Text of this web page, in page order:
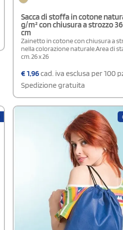
Sacca di stoffa in cotone
g/m² con chiusura a strozzo
cm
Zainetto in cotone con chiusura a
nella colorazione naturale.Area di
cm. 26 x 26
€1,96cad. iva esclusa per 100
Spedizione gratuita